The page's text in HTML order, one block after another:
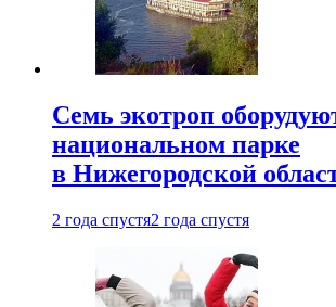
Семь экотроп
национальном парке
в Нижегородской
2 года спустя2 года спустя